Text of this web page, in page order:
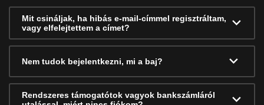
Mit csináljak, ha hibás e-mail-címmel regisztráltam,
vagy elfelejtettem a címet?
Nem tudok bejelentkezni, mi a baj?
Rendszeres támogatótok vagyok bankszámláról